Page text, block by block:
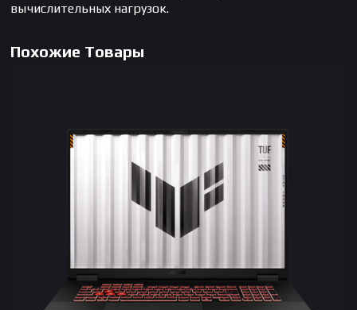
вычислительных нагрузок.
Похожие Товары